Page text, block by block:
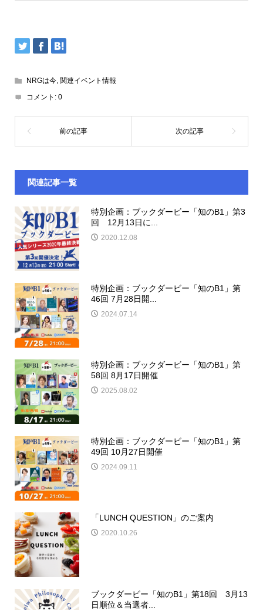
NRGは今, 関連イベント情報
コメント: 0
関連記事一覧
特別企画：ブックダービー「知のB1」第3
回 12月13日に...
2020.12.08
特別企画：ブックダービー「知のB1」第
46回 7月28日開...
2024.07.14
特別企画：ブックダービー「知のB1」第
58回 8月17日開催
2025.08.02
特別企画：ブックダービー「知のB1」第
49回 10月27日開催
2024.09.11
「LUNCH QUESTION」のご案内
2020.10.26
ブックダービー「知のB1」第18回 3月13
日順位＆当選者...